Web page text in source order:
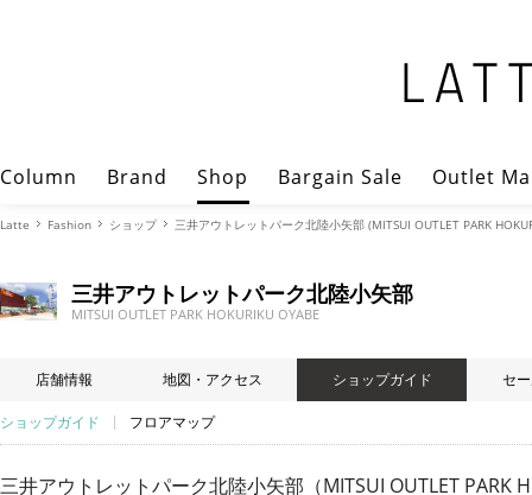
Column Brand Shop Bargain Sale Outlet
Latte Fashion ショップ 三井アウトレットパーク北陸小矢部 (MITSUI OUTLET PARK
三井アウトレットパーク北陸小矢部
MITSUI OUTLET PARK HOKURIKU OYABE
店舗情報 地図・アクセス ショップガイド セ
ショップガイド フロアマップ
三井アウトレットパーク北陸小矢部（MITSUI OUTLET PARK